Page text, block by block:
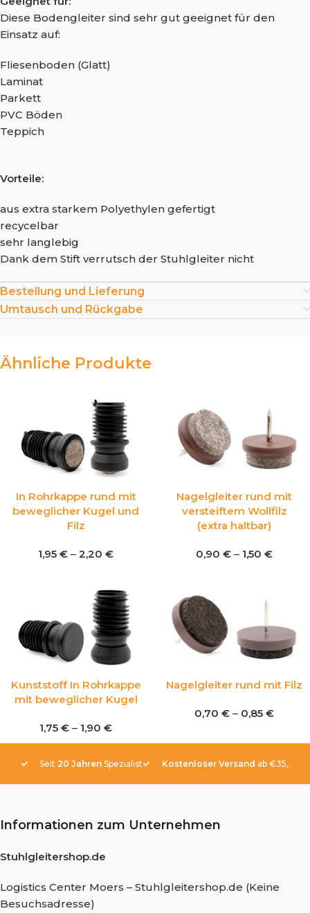
Diese Bodengleiter sind sehr gut geeignet für den
Einsatz auf:
Fliesenboden (Glatt)
Laminat
Parkett
PVC Böden
Teppich
Vorteile:
aus extra starkem Polyethylen gefertigt
recycelbar
sehr langlebig
Dank dem Stift verrutsch der Stuhlgleiter nicht
Bestellung und Lieferung
Umtausch und Rückgabe
Ähnliche Produkte
In Rohrkappe rund mit
beweglicher Kugel und
Filz
1,95 € – 2,20 €
Nagelgleiter rund mit
versteiftem Wollfilz
(extra haltbar)
0,90 € – 1,50 €
Kunststoff In Rohrkappe
mit beweglicher Kugel
1,75 € – 1,90 €
Nagelgleiter rund mit Filz
0,70 € – 0,85 €
Seit 20 Jahren Spezialist Kostenloser Versand ab €35,-
Informationen zum Unternehmen
Stuhlgleitershop.de
Logistics Center Moers – Stuhlgleitershop.de (Keine
Besuchsadresse)